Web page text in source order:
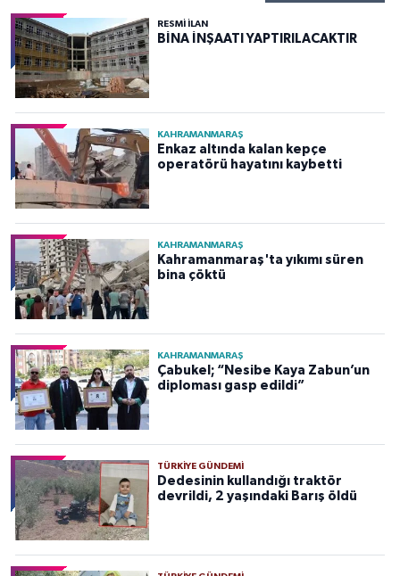
RESMİ İLAN
BİNA İNŞAATI YAPTIRILACAKTIR
KAHRAMANMARAŞ
Enkaz altında kalan kepçe
operatörü hayatını kaybetti
KAHRAMANMARAŞ
Kahramanmaraş'ta yıkımı süren
bina çöktü
KAHRAMANMARAŞ
Çabukel; “Nesibe Kaya Zabun’un
diploması gasp edildi”
TÜRKIYE GÜNDEMI
Dedesinin kullandığı traktör
devrildi, 2 yaşındaki Barış öldü